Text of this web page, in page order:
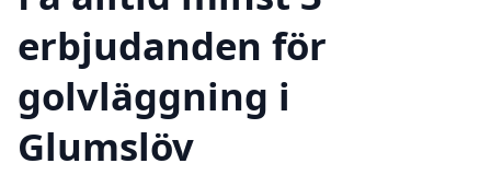
erbjudanden för
golvläggning i
Glumslöv